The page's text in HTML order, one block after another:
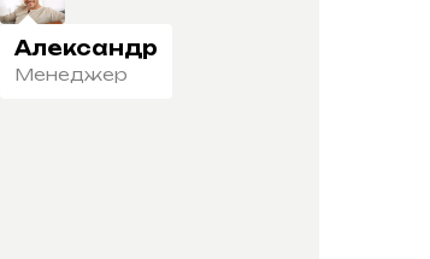
Александр
Менеджер